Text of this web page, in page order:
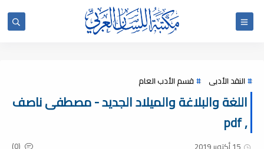
النقد الأدبى قسم الأدب العام
اللغة والبلاغة والميلاد الجديد - مصطفى ناصف
, pdf
(0)